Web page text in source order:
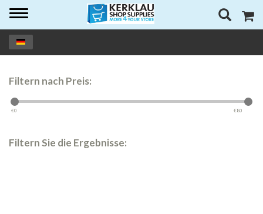
Toggle
Filtern nach Preis:
€0 €80
Filtern Sie die Ergebnisse: